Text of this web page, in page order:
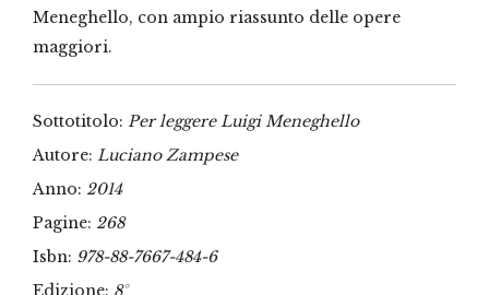
Meneghello, con ampio riassunto delle opere
maggiori.
Sottotitolo: Per leggere Luigi Meneghello
Autore: Luciano Zampese
Anno: 2014
Pagine: 268
Isbn: 978-88-7667-484-6